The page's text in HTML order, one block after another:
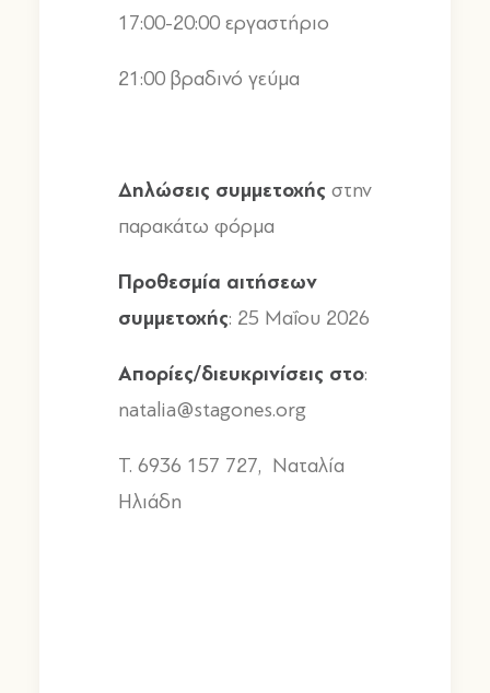
17:00-20:00 εργαστήριο
21:00 βραδινό γεύμα
Δηλώσεις συμμετοχής στην
παρακάτω φόρμα
Προθεσμία αιτήσεων
συμμετοχής: 25 Μαΐου 2026
Απορίες/διευκρινίσεις στο:
natalia@stagones.org
T. 6936 157 727, Ναταλία
Ηλιάδη